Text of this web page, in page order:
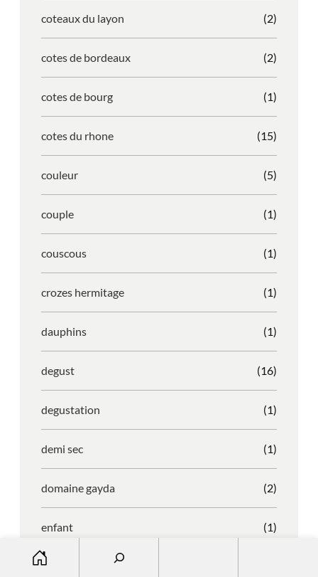
coteaux du layon (2)
cotes de bordeaux (2)
cotes de bourg (1)
cotes du rhone (15)
couleur (5)
couple (1)
couscous (1)
crozes hermitage (1)
dauphins (1)
degust (16)
degustation (1)
demi sec (1)
domaine gayda (2)
enfant (1)
entreprise